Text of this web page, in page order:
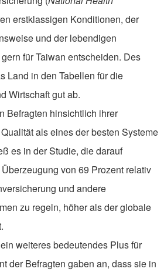
erstklassigen Konditionen, der
und der lebendigen
für Taiwan entscheiden. Des
Land in den Tabellen für die
Wirtschaft gut ab.
Befragten hinsichtlich ihrer
als eines der besten Systeme
es in der Studie, die darauf
von 69 Prozent relativ
und andere
zu regeln, höher als der globale
weiteres bedeutendes Plus für
der Befragten gaben an, dass sie in